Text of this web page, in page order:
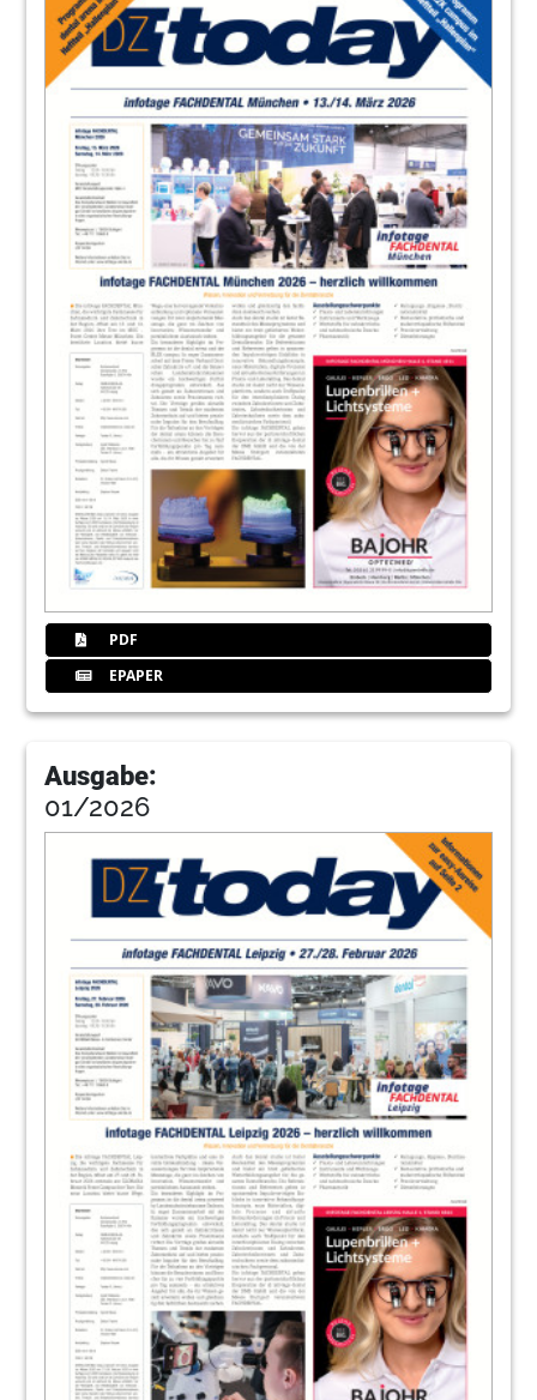
20Wirtschaft
Redaktion
22
Veranstaltungen
Redaktion
Unternehmensinformationen
Redaktion
Produkte
Redaktion
Acteon Germany GmbH
Kulzer GmbH
Dürr Dental AG
Tipps und Hallenplan
Redaktion
ZA Zahnärztliche
Abrechnungsgesellschaft
PDF
EPAPER
Ausgabe:
01/2026